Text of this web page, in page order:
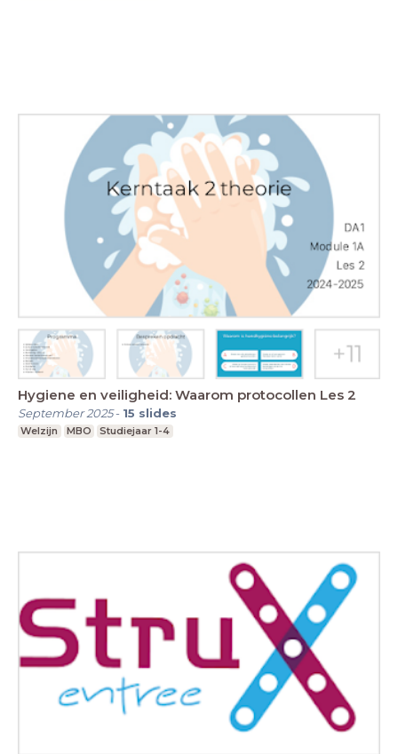
Hygiene en veiligheid: Waarom protocollen Les 2
September 2025- 15 slides
Welzijn MBO Studiejaar 1-4